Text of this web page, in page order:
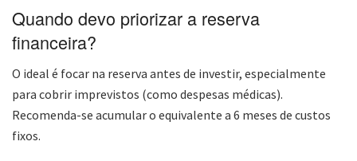
Quando devo priorizar a reserva
financeira?
O ideal é focar na reserva antes de investir, especialmente
para cobrir imprevistos (como despesas médicas).
Recomenda-se acumular o equivalente a 6 meses de custos
fixos.